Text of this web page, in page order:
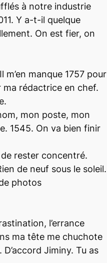
à notre industrie
Y a-t-il quelque
On est fier, on
m’en manque 1757 pour
rédactrice en chef.
mon poste, mon
1545. On va bien finir
rester concentré.
de neuf sous le soleil.
photos
l’errance
ma tête me chuchote
Jiminy. Tu as